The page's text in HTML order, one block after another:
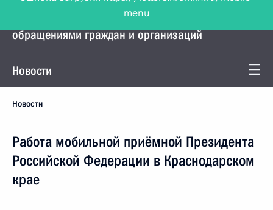
Управление Президента по работе с
обращениями граждан и организаций
Новости
Новости
Работа мобильной приёмной Президента
Российской Федерации в Краснодарском
крае
menu